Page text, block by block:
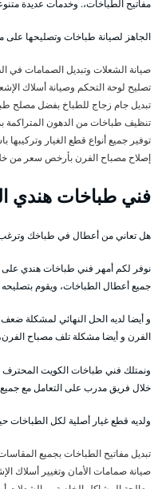
مفاتيح الطباخات،. وخدمات عديدة
الجاهز لصيانة طباخات وتصليحها على مدار 24 ساعة والذي
صيانة الشعلات وتبديل الصمامات في
تصليح لوحة التحكم وصيانة أسلاك
تبديل جام زجاج للطباخ بفضل مصلح
تنظيف طباخات من الدهون المتراكمة
توفير جميع أنواع قطع الغيار
إصلاح مصباح الفرن بأرخص سعر من
فني طباخات هندي
هل تعاني من أعطال في طباخك
نوفر لكم أمهر فني طباخات هندي على
جميع أعطال الطباخات، ويقوم
و أيضا لديه الحل النهائي لمشكلة
الفرن و أيضا مشكلة تلف مصباح الفرن،
ونمتلك فني طباخات الكويت المحترف
خلال فريق مدرب على التعامل مع جميع
ولديه قطع غيار أصلية لكل الطباخات
تبديل مفاتيح الطباخات بجميع
صيانة صمامات الأمان وتغيير أسلاك